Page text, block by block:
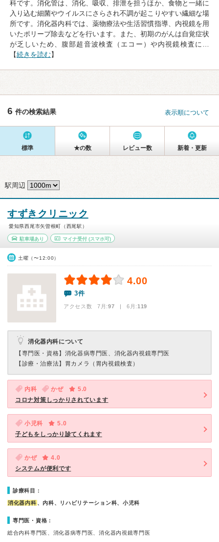
科です。消化管は、消化、吸収、排泄を担うほか、食物と一緒に
入り込む細菌やウイルスにさらされ不調が起こりやすい繊細な場
所です。消化器内科では、薬物療法や生活習慣指導、内視鏡を用
いたポリープ除去などを行います。また、初期のがんは自覚症状
が乏しいため、腹部超音波検査（エコー）や内視鏡検査に…
【続きを読む】
6 件の検索結果 表示順について
標準 ★の数 レビュー数 新着・更新
駅周辺
すずきクリニック
愛知県西尾市矢曽根町（西尾駅）
駐車場あり マイナ受付(スマホ可)
土曜（〜12:00）
4.00
3件
アクセス数 7月:97 | 6月:119
消化器内科について
【専門医・資格】 消化器病専門医、消化器内視鏡専門医
【診療・治療法】 胃カメラ（胃内視鏡検査）
内科 かぜ
5.0
コロナ対策しっかりされています
小児科
5.0
子どもをしっかり診てくれます
かぜ
4.0
システムが便利です
診療科目：
消化器内科 、内科、リハビリテーション科、小児科
専門医・資格：
総合内科専門医、消化器病専門医、消化器内視鏡専門医